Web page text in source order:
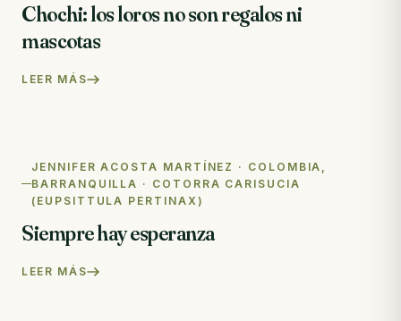
Chochi: los loros no son regalos ni
mascotas
LEER MÁS
JENNIFER ACOSTA MARTÍNEZ · COLOMBIA,
BARRANQUILLA · COTORRA CARISUCIA
(EUPSITTULA PERTINAX)
Siempre hay esperanza
LEER MÁS